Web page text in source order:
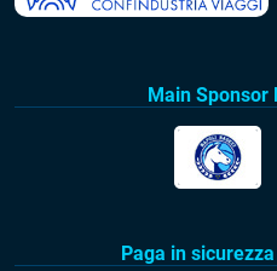
Main Sponsor
Paga in